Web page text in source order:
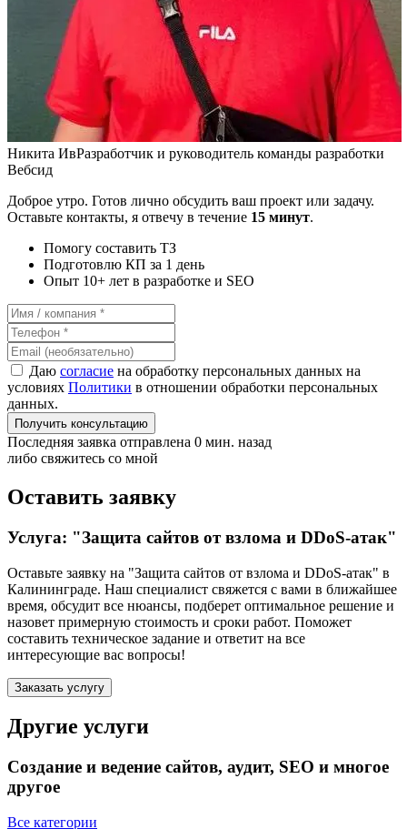
Никита ИвРазработчик и руководитель команды разработки
Вебсид
Доброе утро. Готов лично обсудить ваш проект или задачу.
Оставьте контакты, я отвечу в течение 15 минут.
Помогу составить ТЗ
Подготовлю КП за 1 день
Опыт 10+ лет в разработке и SEO
Даю согласие на обработку персональных данных на
условиях Политики в отношении обработки персональных
данных.
Получить консультацию
Последняя заявка отправлена 0 мин. назад
либо свяжитесь со мной
Оставить заявку
Услуга: "Защита сайтов от взлома и DDoS-атак"
Оставьте заявку на "Защита сайтов от взлома и DDoS-атак" в
Калининграде. Наш специалист свяжется с вами в ближайшее
время, обсудит все нюансы, подберет оптимальное решение и
назовет примерную стоимость и сроки работ. Поможет
составить техническое задание и ответит на все
интересующие вас вопросы!
Заказать услугу
Другие услуги
Создание и ведение сайтов, аудит, SEO и многое
другое
Все категории